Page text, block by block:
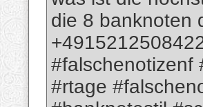
die 8 banknoten
#falschenotizenf
#rtage